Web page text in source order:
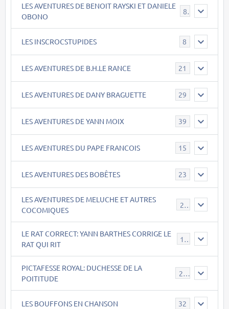
LES AVENTURES DE BENOIT RAYSKI ET DANIELE
OBONO
8
LES INSCROCSTUPIDES 8
LES AVENTURES DE B.H.LE RANCE 21
LES AVENTURES DE DANY BRAGUETTE 29
LES AVENTURES DE YANN MOIX 39
LES AVENTURES DU PAPE FRANCOIS 15
LES AVENTURES DES BOBÊTES 23
LES AVENTURES DE MELUCHE ET AUTRES
COCOMIQUES
22
LE RAT CORRECT: YANN BARTHES CORRIGE LE
RAT QUI RIT
15
PICTAFESSE ROYAL: DUCHESSE DE LA
POITITUDE
23
LES BOUFFONS EN CHANSON 32